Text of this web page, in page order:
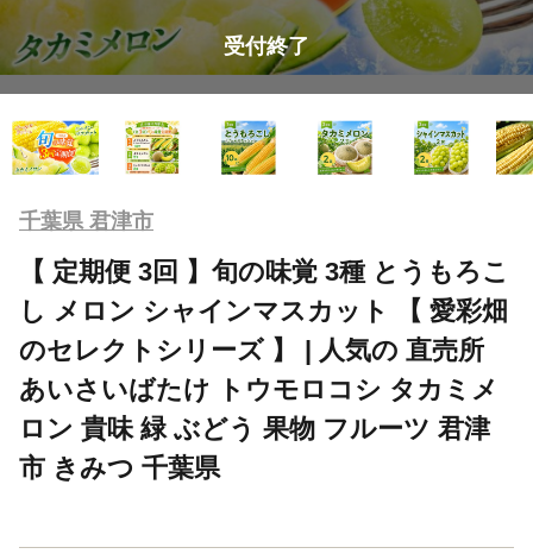
受付終了
千葉県 君津市
【 定期便 3回 】旬の味覚 3種 とうもろこ
し メロン シャインマスカット 【 愛彩畑
のセレクトシリーズ 】 | 人気の 直売所
あいさいばたけ トウモロコシ タカミメ
ロン 貴味 緑 ぶどう 果物 フルーツ 君津
市 きみつ 千葉県